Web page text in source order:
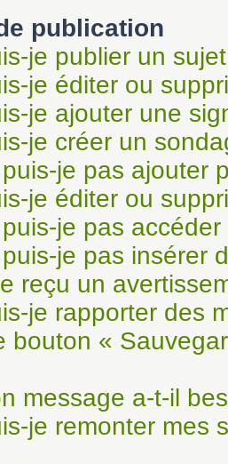
publication
je publier un
je éditer ou
je ajouter une
je créer un
je pas ajouter
je éditer ou
je pas
je pas insérer
reçu un
je rapporter des
bouton «
message a-t-il
je remonter mes